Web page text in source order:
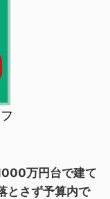
万円台で建て
とさず予算内で